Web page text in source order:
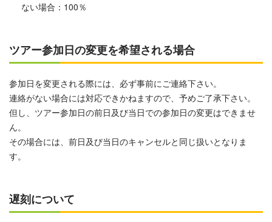
ない場合：100％
ツアー参加日の変更を希望される場合
参加日を変更される際には、必ず事前にご連絡下さい。
連絡がない場合には対応できかねますので、予めご了承下さい。
但し、ツアー参加日の前日及び当日での参加日の変更はできませ
ん。
その場合には、前日及び当日のキャンセルと同じ扱いとなりま
す。
遅刻について